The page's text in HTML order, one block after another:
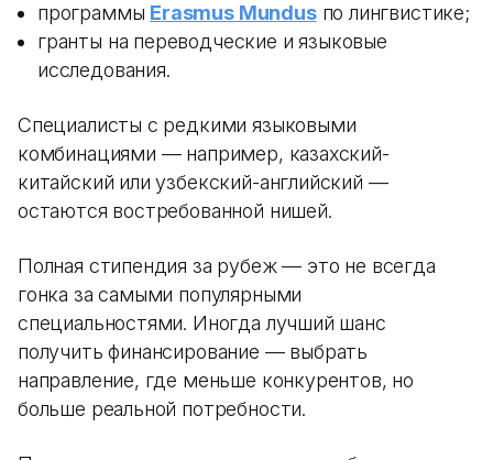
программы Erasmus Mundusпо лингвистике;
гранты на переводческие и языковые
исследования.
Специалисты с редкими языковыми
комбинациями — например, казахский-
китайский или узбекский-английский —
остаются востребованной нишей.
Полная стипендия за рубеж — это не всегда
гонка за самыми популярными
специальностями. Иногда лучший шанс
получить финансирование — выбрать
направление, где меньше конкурентов, но
больше реальной потребности.